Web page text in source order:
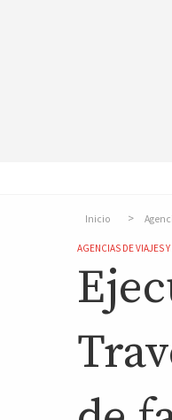
Inicio
AGENCIAS DE VIAJES